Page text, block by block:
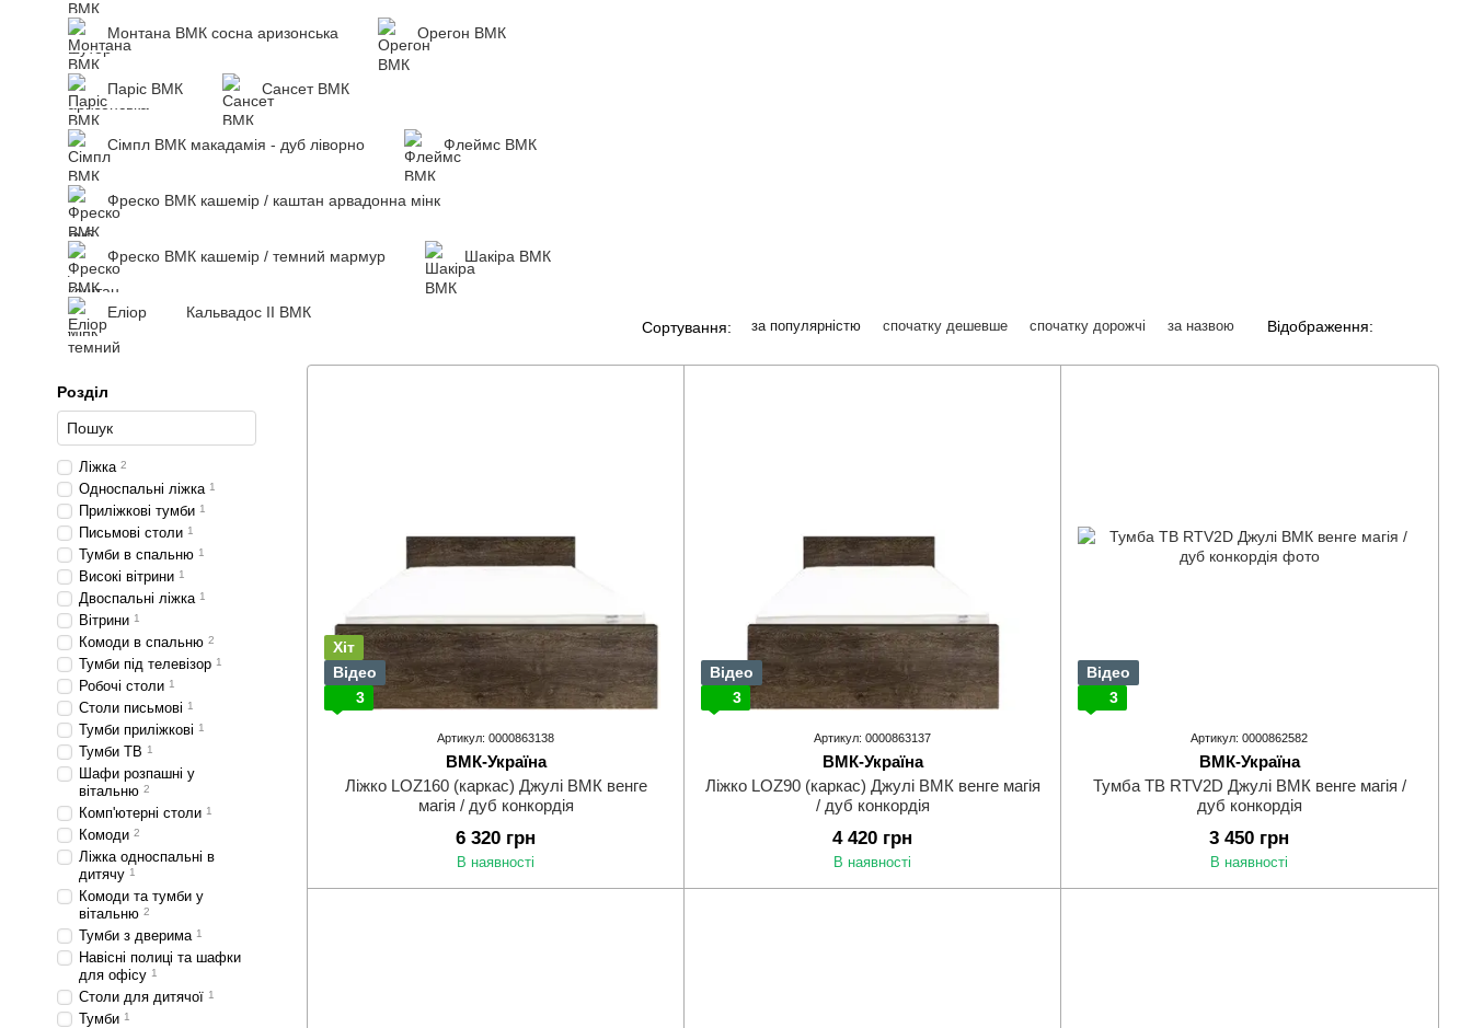
Монтана ВМК сосна аризонська Орегон ВМК
Паріс ВМК Сансет ВМК
Сімпл ВМК макадамія - дуб ліворно Флеймс ВМК
Фреско ВМК кашемір / каштан арвадонна мінк
Фреско ВМК кашемір / темний мармур Шакіра ВМК
Еліор
Кальвадос ІІ ВМК
Сортування:
за популярністю спочатку дешевше спочатку дорожчі за назвою Відображення:
Хіт
Відео
3
Артикул: 0000863138
ВМК-Україна
Ліжко LOZ160 (каркас) Джулі ВМК венге
магія / дуб конкордія
6 320 грн
В наявності
Відео
3
Артикул: 0000863137
ВМК-Україна
Ліжко LOZ90 (каркас) Джулі ВМК венге магія
/ дуб конкордія
4 420 грн
В наявності
Відео
3
Артикул: 0000862582
ВМК-Україна
Тумба ТВ RTV2D Джулі ВМК венге магія /
дуб конкордія
3 450 грн
В наявності
Розділ
Ліжка 2
Односпальні ліжка 1
Приліжкові тумби 1
Письмові столи 1
Тумби в спальню 1
Високі вітрини 1
Двоспальні ліжка 1
Вітрини 1
Комоди в спальню 2
Тумби під телевізор 1
Робочі столи 1
Столи письмові 1
Тумби приліжкові 1
Тумби ТВ 1
Шафи розпашні у
вітальню 2
Комп'ютерні столи 1
Комоди 2
Ліжка односпальні в
дитячу 1
Комоди та тумби у
вітальню 2
Тумби з дверима 1
Навісні полиці та шафки
для офісу 1
Столи для дитячої 1
Тумби 1